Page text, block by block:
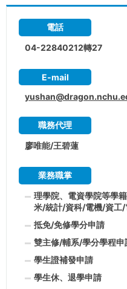
電話
04-22840212轉27
E-mail
職務代理
廖唯能/王碧蓮
業務職掌
理學院、電資學院等學
米/統計/資科/電機/資工
抵免/免修學分申請
雙主修/輔系/學分學程申
學生證補發申請
學生休、退學申請